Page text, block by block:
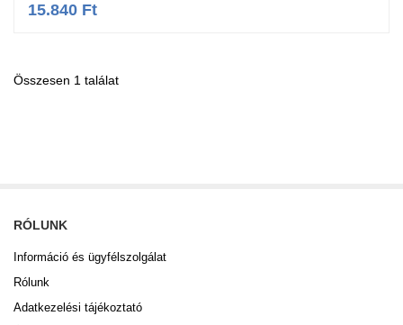
15.840 Ft
Összesen 1 találat
RÓLUNK
Információ és ügyfélszolgálat
Rólunk
Adatkezelési tájékoztató